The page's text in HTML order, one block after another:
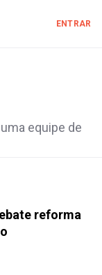
ENTRAR
equipe de
reforma